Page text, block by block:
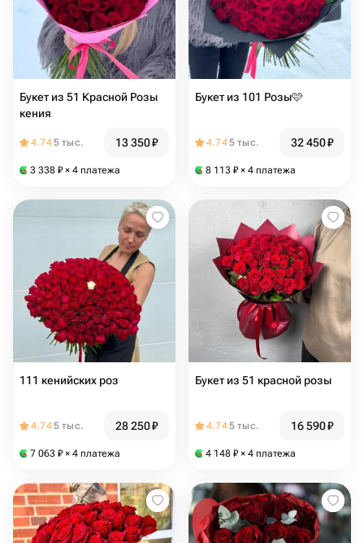
Букет из 51 Красной Розы
кения
4.745 тыс. 13 350₽
3 338 ₽ × 4 платежа
Букет из 101 Розы🩷
4.745 тыс. 32 450₽
8 113 ₽ × 4 платежа
111 кенийских роз
4.745 тыс. 28 250₽
7 063 ₽ × 4 платежа
Букет из 51 красной розы
4.745 тыс. 16 590₽
4 148 ₽ × 4 платежа